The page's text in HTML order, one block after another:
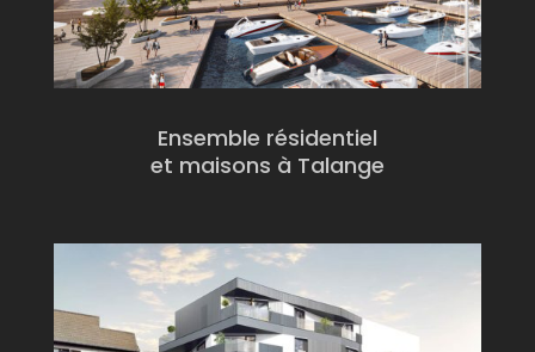
Ensemble résidentiel
et maisons à Talange